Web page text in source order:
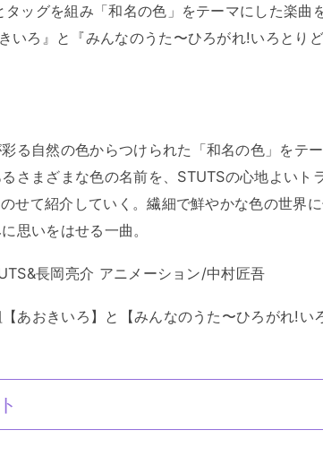
ッグを組み「和名の色」をテーマにした楽曲
いろ』と『みんなのうた〜ひろがれ!いろとり
る自然の色からつけられた「和名の色」をテ
さまざまな色の名前を、STUTSの心地よいト
せて紹介していく。繊細で鮮やかな色の世界に
思いをはせる一曲。
長岡亮介 アニメーション/中村匠吾
あおきいろ】と【みんなのうた〜ひろがれ!い